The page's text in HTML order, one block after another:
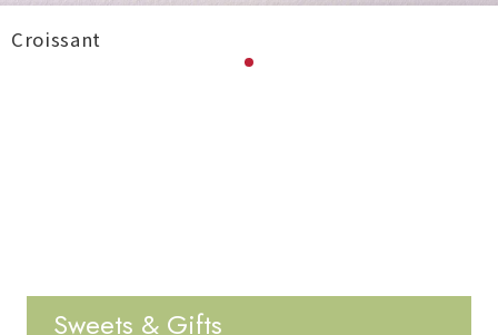
Croissant
Sweets & Gifts